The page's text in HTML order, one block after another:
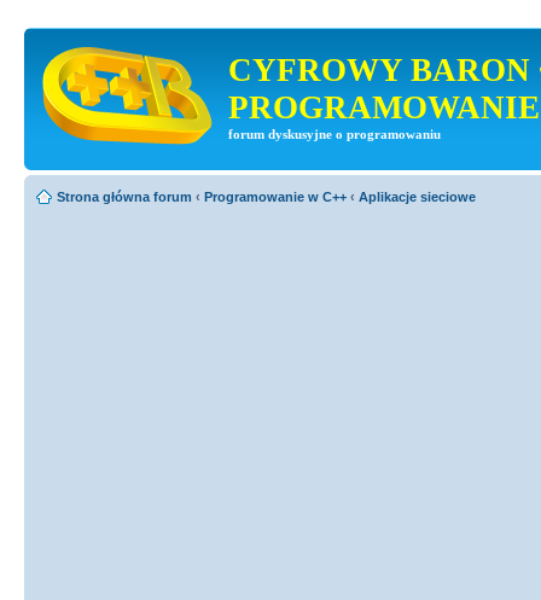
CYFROWY BARON
PROGRAMOWANIE
forum dyskusyjne o programowaniu
Strona główna forum ‹ Programowanie w C++ ‹ Aplikacje sieciowe